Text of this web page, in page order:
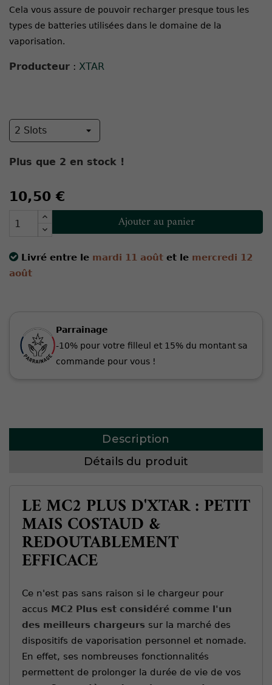
Cela vous assure de pouvoir recharger presque tous les
types de batteries utilisées dans le domaine de la
vaporisation.
Producteur : XTAR
Plus que 2 en stock !
10,50 €
Ajouter au panier
Livré entre le mardi 11 août et le mercredi 12
août
Parrainage
-10% pour votre filleul et 15% du montant sa
commande pour vous !
Description
Détails du produit
LE MC2 PLUS D'XTAR : PETIT
MAIS COSTAUD &
REDOUTABLEMENT
EFFICACE
Ce n'est pas sans raison si le chargeur pour
accus MC2 Plus est considéré comme l'un
des meilleurs chargeurs sur la marché des
dispositifs de vaporisation personnel et nomade.
En effet, ses nombreuses fonctionnalités
permettent de prolonger la durée de vie de vos